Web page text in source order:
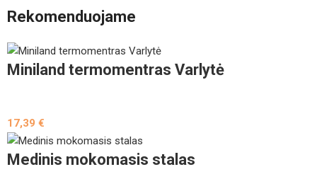
Rekomenduojame
Miniland termomentras Varlytė
17,39€
Medinis mokomasis stalas